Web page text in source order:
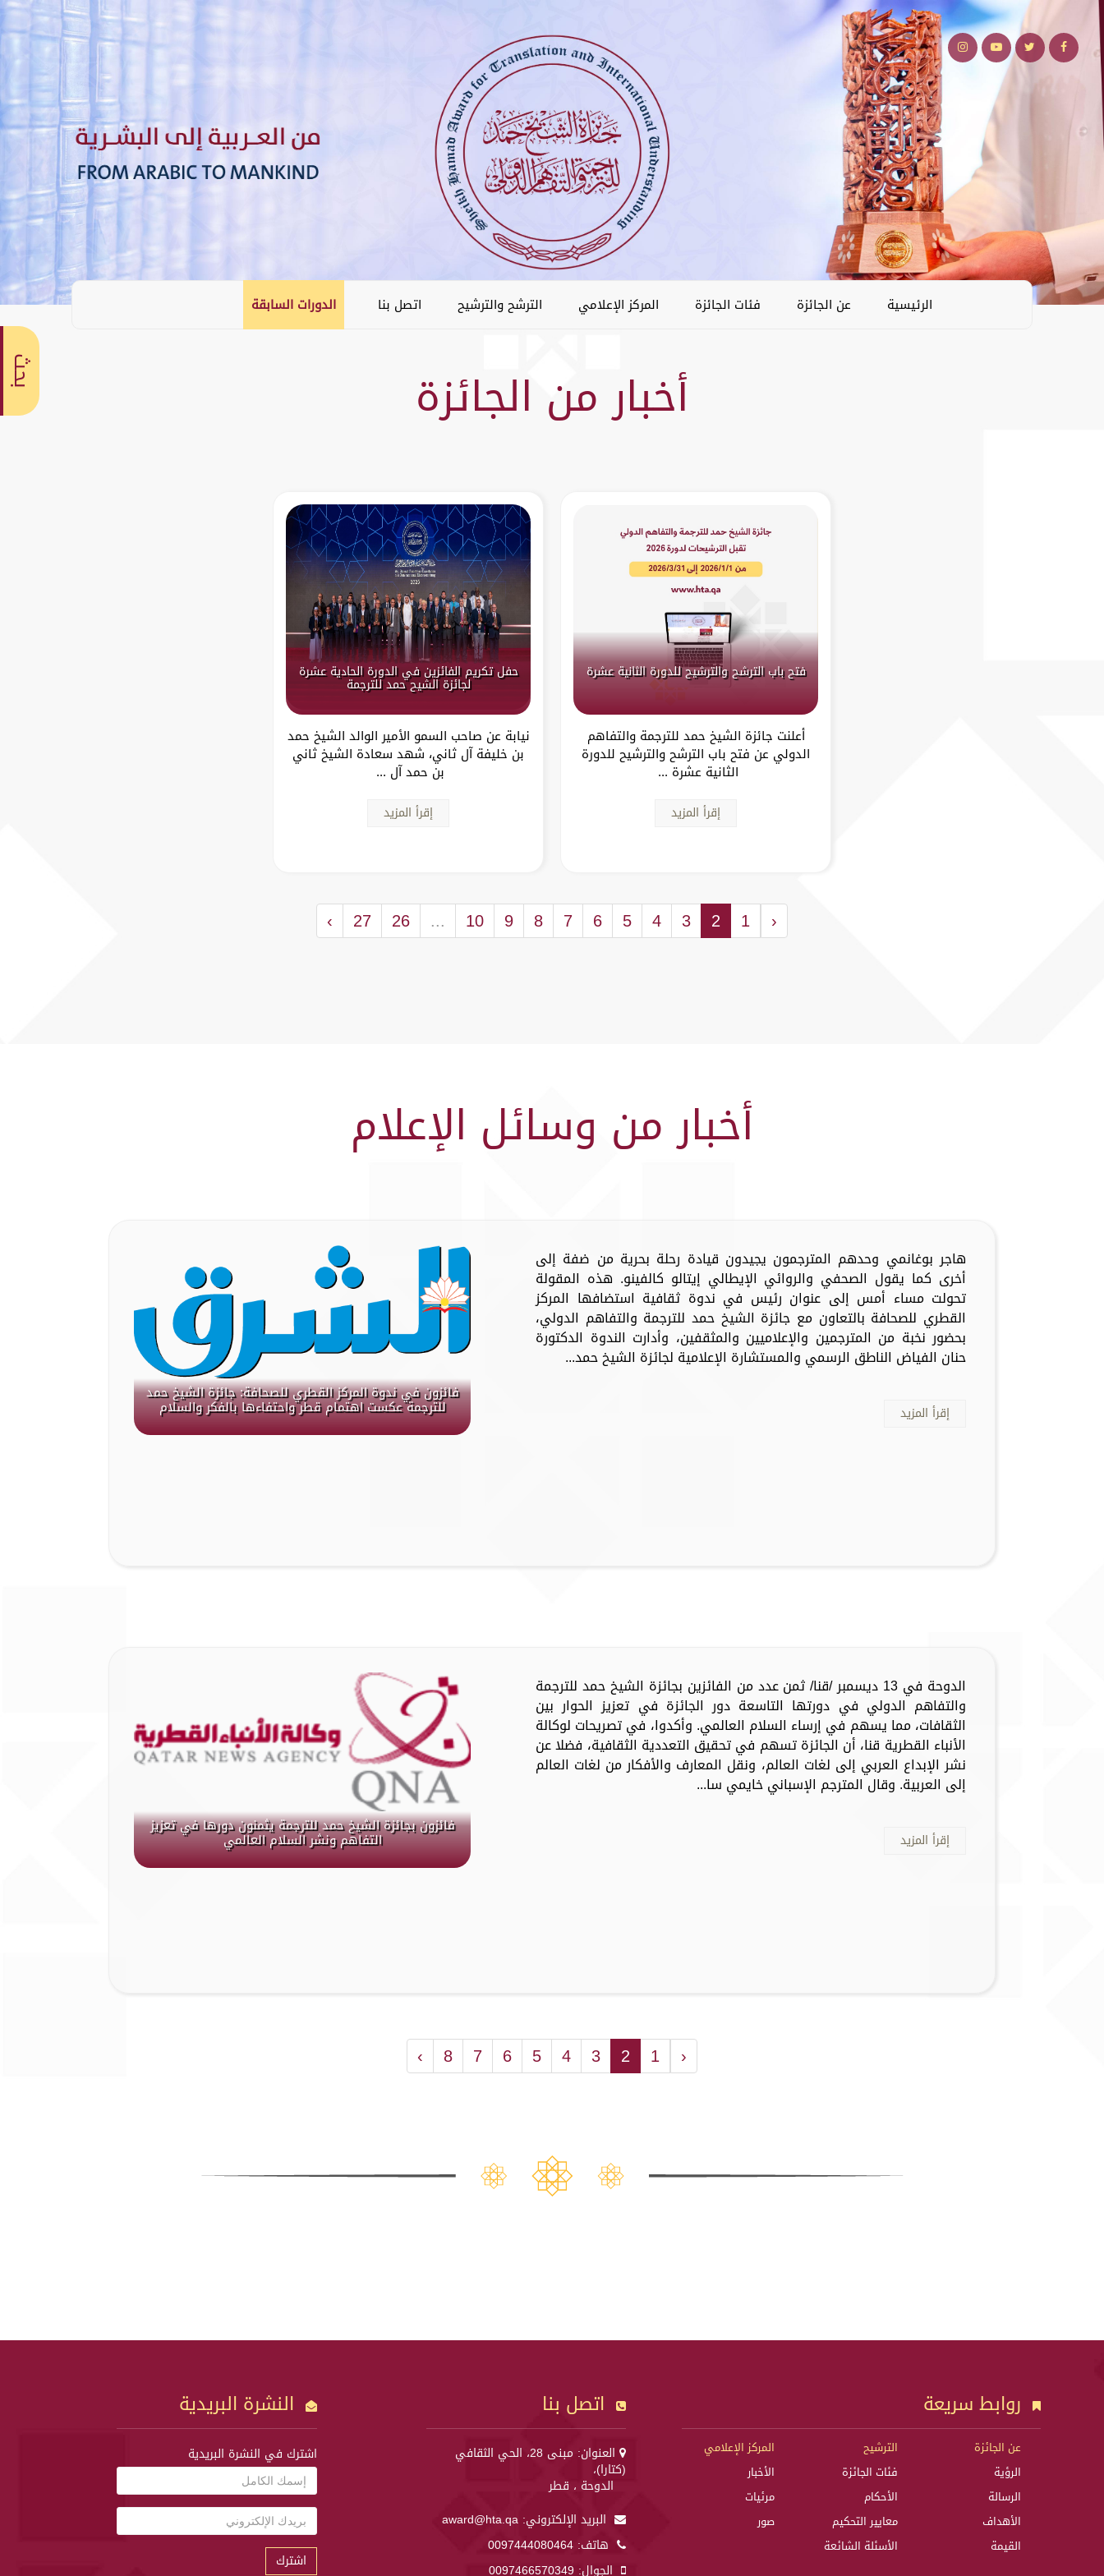
الرئيسية عن الجائزة فئات الجائزة المركز الإعلامي الترشح والترشيح اتصل بنا الدورات السابقة
أخبار من الجائزة
فتح باب الترشح والترشيح للدورة الثانية عشرة
أعلنت جائزة الشيخ حمد للترجمة والتفاهم
الدولي عن فتح باب الترشح والترشيح للدورة
الثانية عشرة ...
إقرأ المزيد
حفل تكريم الفائزين في الدورة الحادية عشرة
لجائزة الشيح حمد للترجمة
نيابة عن صاحب السمو الأمير الوالد الشيخ حمد
بن خليفة آل ثاني، شهد سعادة الشيخ ثاني
بن حمد آل ...
إقرأ المزيد
‹
1
2
3
4
5
6
7
8
9
10
...
26
27
›
أخبار من وسائل الإعلام
فائزون في ندوة المركز القطري للصحافة: جائزة الشيخ حمد
للترجمة عكست اهتمام قطر واحتفاءها بالفكر والسلام
هاجر بوغانمي وحدهم المترجمون يجيدون قيادة رحلة بحرية من ضفة إلى
أخرى كما يقول الصحفي والروائي الإيطالي إيتالو كالفينو. هذه المقولة
تحولت مساء أمس إلى عنوان رئيس في ندوة ثقافية استضافها المركز
القطري للصحافة بالتعاون مع جائزة الشيخ حمد للترجمة والتفاهم الدولي،
بحضور نخبة من المترجمين والإعلاميين والمثقفين، وأدارت الندوة الدكتورة
حنان الفياض الناطق الرسمي والمستشارة الإعلامية لجائزة الشيخ حمد...
إقرأ المزيد
فائزون بجائزة الشيخ حمد للترجمة يثمنون دورها في تعزيز
التفاهم ونشر السلام العالمي
الدوحة في 13 ديسمبر /قنا/ ثمن عدد من الفائزين بجائزة الشيخ حمد للترجمة
والتفاهم الدولي في دورتها التاسعة دور الجائزة في تعزيز الحوار بين
الثقافات، مما يسهم في إرساء السلام العالمي. وأكدوا، في تصريحات لوكالة
الأنباء القطرية قنا، أن الجائزة تسهم في تحقيق التعددية الثقافية، فضلا عن
نشر الإبداع العربي إلى لغات العالم، ونقل المعارف والأفكار من لغات العالم
إلى العربية. وقال المترجم الإسباني خايمي سا...
إقرأ المزيد
‹
1
2
3
4
5
6
7
8
›
بحث
روابط سريعة
عن الجائزة
الرؤية
الرسالة
الأهداف
القيمة
الترشيح
فئات الجائزة
الأحكام
معايير التحكيم
الأسئلة الشائعة
المركز الإعلامي
الأخبار
مرئيات
صور
اتصل بنا
العنوان: مبنى 28، الحي الثقافي
(كتارا)،
الدوحة ، قطر
البريد الإلكتروني: award@hta.qa
هاتف: 0097444080464
الجوال: 0097466570349
النشرة البريدية
اشترك في النشرة البريدية
اشترك